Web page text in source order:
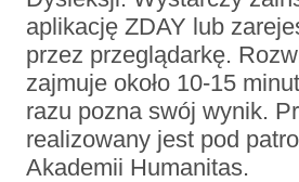
aplikację ZDAY lub
przez przeglądarkę.
zajmuje około 10-15
razu pozna swój wynik.
realizowany jest pod
Akademii Humanitas.